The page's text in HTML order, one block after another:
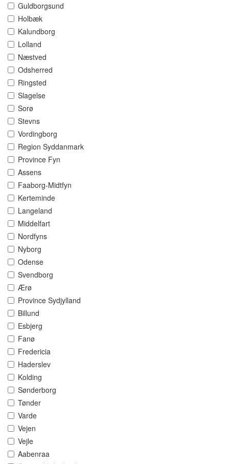
Guldborgsund
Holbæk
Kalundborg
Lolland
Næstved
Odsherred
Ringsted
Slagelse
Sorø
Stevns
Vordingborg
Region Syddanmark
Province Fyn
Assens
Faaborg-Midtfyn
Kerteminde
Langeland
Middelfart
Nordfyns
Nyborg
Odense
Svendborg
Ærø
Province Sydjylland
Billund
Esbjerg
Fanø
Fredericia
Haderslev
Kolding
Sønderborg
Tønder
Varde
Vejen
Vejle
Aabenraa